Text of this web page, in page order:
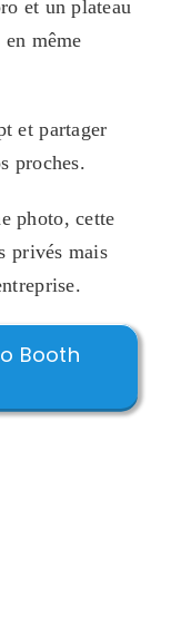
et un plateau
même
et partager
proches.
photo, cette
privés mais
Booth